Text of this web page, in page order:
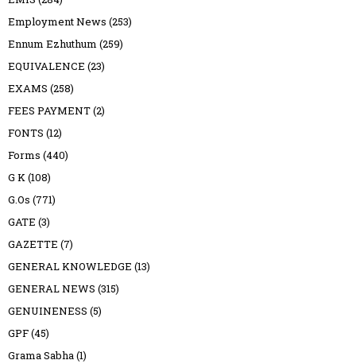
Employment News (253)
Ennum Ezhuthum (259)
EQUIVALENCE (23)
EXAMS (258)
FEES PAYMENT(2)
FONTS (12)
Forms (440)
G K(108)
G.Os (771)
GATE (3)
GAZETTE (7)
GENERAL KNOWLEDGE (13)
GENERAL NEWS (315)
GENUINENESS (5)
GPF(45)
Grama Sabha(1)